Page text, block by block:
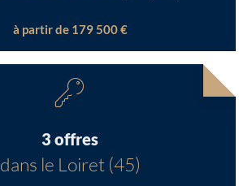
à partir de 179 500 €
3 offres
dans le Loiret (45)